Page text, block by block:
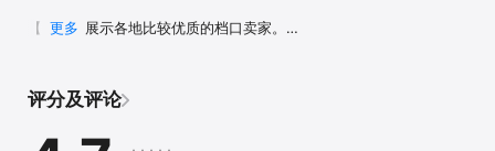
【首页】展示各地比较优质的档口卖家。
建立长期合作，让自己的的资源充分在朋友圈流通起来。
更多
评分及评论